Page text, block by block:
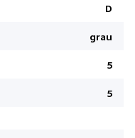
D
grau
5
5